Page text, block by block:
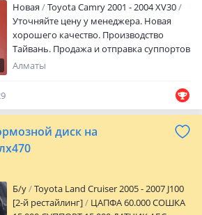
пт: 09: 00-18: 00 Сб: 10: 00-17: 00 Вс:
выходной
Новая
Toyota Camry 2001 - 2004 XV30
Уточняйте цену у менеджера. Новая
хорошего качество. Производство
Тайвань. Продажа и отправка суппортов
по всему региону Казахстана. Мы
Алматы
диск на
Б/y
Toyota Land Cruiser 2005 - 2007 J100
[2-й рестайлинг]
ЦАПФА 60.000 СОШКА